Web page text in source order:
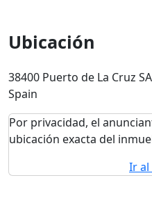
Ubicación
38400 Puerto de La Cruz
Spain
Por privacidad, el
ubicación exacta del
Ir al